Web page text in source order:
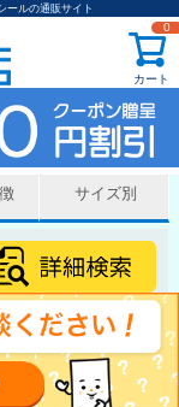
ールの通販サイト
カート
0
サイズ別